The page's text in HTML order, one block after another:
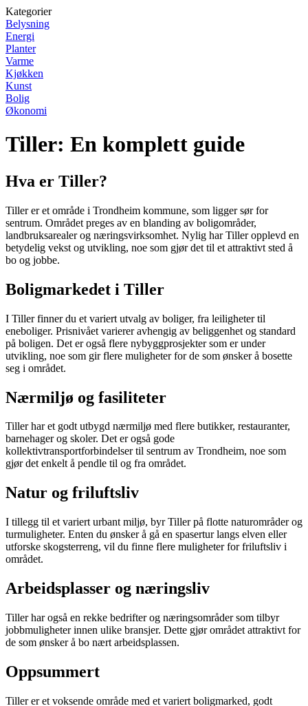
Kategorier
Belysning
Energi
Planter
Varme
Kjøkken
Kunst
Bolig
Økonomi
Tiller: En komplett guide
Hva er Tiller?
Tiller er et område i Trondheim kommune, som ligger sør for
sentrum. Området preges av en blanding av boligområder,
landbruksarealer og næringsvirksomhet. Nylig har Tiller opplevd en
betydelig vekst og utvikling, noe som gjør det til et attraktivt sted å
bo og jobbe.
Boligmarkedet i Tiller
I Tiller finner du et variert utvalg av boliger, fra leiligheter til
eneboliger. Prisnivået varierer avhengig av beliggenhet og standard
på boligen. Det er også flere nybyggprosjekter som er under
utvikling, noe som gir flere muligheter for de som ønsker å bosette
seg i området.
Nærmiljø og fasiliteter
Tiller har et godt utbygd nærmiljø med flere butikker, restauranter,
barnehager og skoler. Det er også gode
kollektivtransportforbindelser til sentrum av Trondheim, noe som
gjør det enkelt å pendle til og fra området.
Natur og friluftsliv
I tillegg til et variert urbant miljø, byr Tiller på flotte naturområder og
turmuligheter. Enten du ønsker å gå en spasertur langs elven eller
utforske skogsterreng, vil du finne flere muligheter for friluftsliv i
området.
Arbeidsplasser og næringsliv
Tiller har også en rekke bedrifter og næringsområder som tilbyr
jobbmuligheter innen ulike bransjer. Dette gjør området attraktivt for
de som ønsker å bo nært arbeidsplassen.
Oppsummert
Tiller er et voksende område med et variert boligmarked, godt